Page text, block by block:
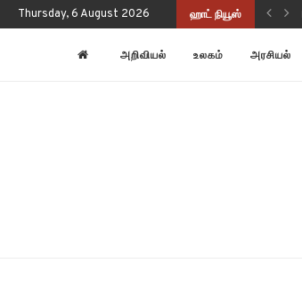
Thursday, 6 August 2026 ஹாட் நியூஸ்
அறிவியல் உலகம் அரசியல்